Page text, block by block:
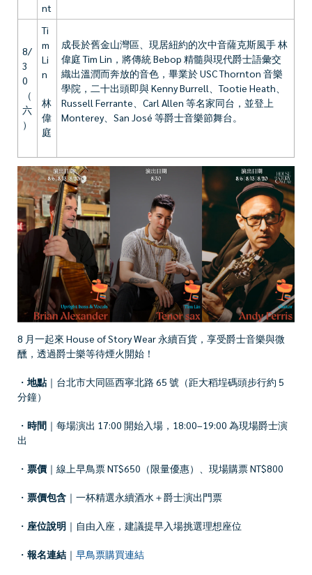
nt
8/
3
0
（
六
）
Ti
m
Li
n
林
偉
庭
成長於舊金山灣區、現居紐約的次中音薩克斯風手林
偉庭 Tim Lin ，將傳統 Bebop 精髓與現代爵士語彙交
織出溫潤而奔放的音色，畢業於 USC Thornton 音樂
學院，二十出頭即與 Kenny Burrell、Tootie Heath、
Russell Ferrante、Carl Allen 等名家同台，並登上
Monterey、San José 等爵士音樂節舞台。
8 月一起來 House of Story Wear 永續百貨，享受爵士音樂與微
醺，透過爵士樂等待煙火開始！
・ 地點｜台北市大同區西寧北路 65 號（距大稻埕碼頭步行約 5
分鐘）
・ 時間 ｜每場演出 17:00 開始入場，18:00–19:00 為現場爵士演
出
・ 票價 ｜線上早鳥票 NT$650（限量優惠）、現場購票 NT$800
・ 票價包含 ｜一杯精選永續酒水＋爵士演出門票
・ 座位說明 ｜自由入座，建議提早入場挑選理想座位
・ 報名連結 ｜ 早鳥票購買連結